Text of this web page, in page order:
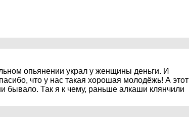
опьянении украл у женщины деньги. И
что у нас такая хорошая молодёжь! А этот
бывало. Так я к чему, раньше алкаши клянчили